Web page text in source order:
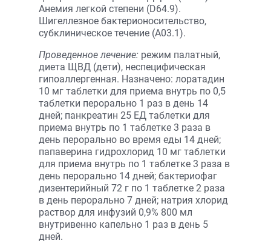
Анемия легкой степени (D64.9).
Шигеллезное бактерионосительство,
субклиническое течение (A03.1).
Проведенное лечение: режим палатный,
диета ЩВД (дети), неспецифическая
гипоаллергенная. Назначено: лоратадин
10 мг таблетки для приема внутрь по 0,5
таблетки перорально 1 раз в день 14
дней; панкреатин 25 ЕД таблетки для
приема внутрь по 1 таблетке 3 раза в
день перорально во время еды 14 дней;
папаверина гидрохлорид 10 мг таблетки
для приема внутрь по 1 таблетке 3 раза в
день перорально 14 дней; бактериофаг
дизентерийный 72 г по 1 таблетке 2 раза
в день перорально 7 дней; натрия хлорид
раствор для инфузий 0,9% 800 мл
внутривенно капельно 1 раз в день 5
дней.